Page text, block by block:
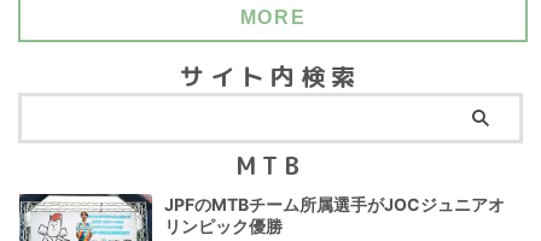
MORE
サイト内検索
MTB
JPFのMTBチーム所属選手がJOCジュニアオ
リンピック優勝